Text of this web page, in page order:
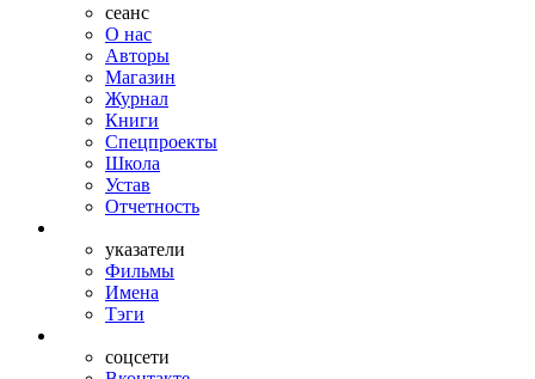
сеанс
О нас
Авторы
Магазин
Журнал
Книги
Спецпроекты
Школа
Устав
Отчетность
указатели
Фильмы
Имена
Тэги
соцсети